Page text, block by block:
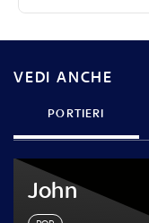
VEDI ANCHE
PORTIERI
John